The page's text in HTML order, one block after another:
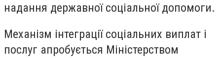
надання державної соціальної допомоги.
Механізм інтеграції соціальних виплат і
послуг апробується Міністерством